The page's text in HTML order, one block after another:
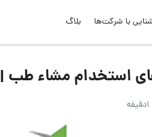
با شرکت‌ها بلاگ
مشاء طب | ۵ اسفند ۱۴۰۴